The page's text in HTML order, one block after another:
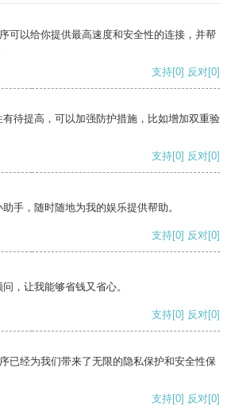
可以给你提供最高速度和安全性的连接，并帮
支持[0] 反对[0]
待提高，可以加强防护措施，比如增加双重验
支持[0] 反对[0]
手，随时随地为我的娱乐提供帮助。
支持[0] 反对[0]
，让我能够省钱又省心。
支持[0] 反对[0]
已经为我们带来了无限的隐私保护和安全性保
支持[0] 反对[0]